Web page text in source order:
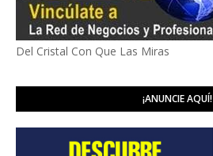
Del Cristal Con Que Las Miras
¡ANUNCIE AQUÍ!